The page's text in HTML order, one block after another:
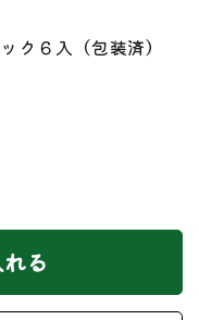
６入（包装済）
る